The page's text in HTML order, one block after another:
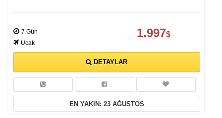
7 Gün
Ucak
1.997$
DETAYLAR
EN YAKIN: 23 AĞUSTOS